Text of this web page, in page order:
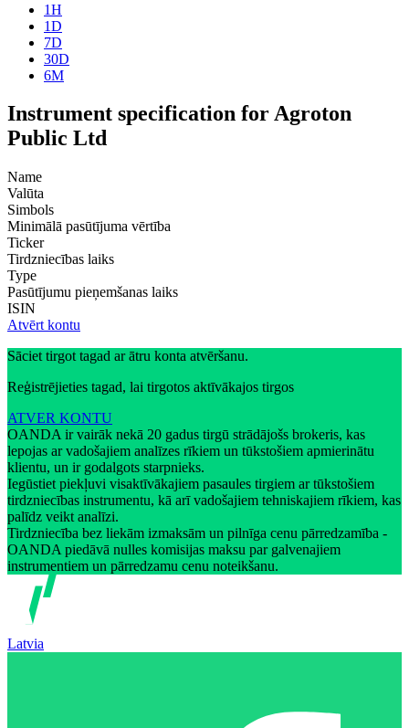
1H
1D
7D
30D
6M
Instrument specification for Agroton
Public Ltd
Name
Valūta
Simbols
Minimālā pasūtījuma vērtība
Ticker
Tirdzniecības laiks
Type
Pasūtījumu pieņemšanas laiks
ISIN
Atvērt kontu
Sāciet tirgot tagad ar ātru konta atvēršanu.
Reģistrējieties tagad, lai tirgotos aktīvākajos tirgos
ATVER KONTU
OANDA ir vairāk nekā 20 gadus tirgū strādājošs brokeris, kas
lepojas ar vadošajiem analīzes rīkiem un tūkstošiem apmierinātu
klientu, un ir godalgots starpnieks.
Iegūstiet piekļuvi visaktīvākajiem pasaules tirgiem ar tūkstošiem
tirdzniecības instrumentu, kā arī vadošajiem tehniskajiem rīkiem, kas
palīdz veikt analīzi.
Tirdzniecība bez liekām izmaksām un pilnīga cenu pārredzamība -
OANDA piedāvā nulles komisijas maksu par galvenajiem
instrumentiem un pārredzamu cenu noteikšanu.
Latvia